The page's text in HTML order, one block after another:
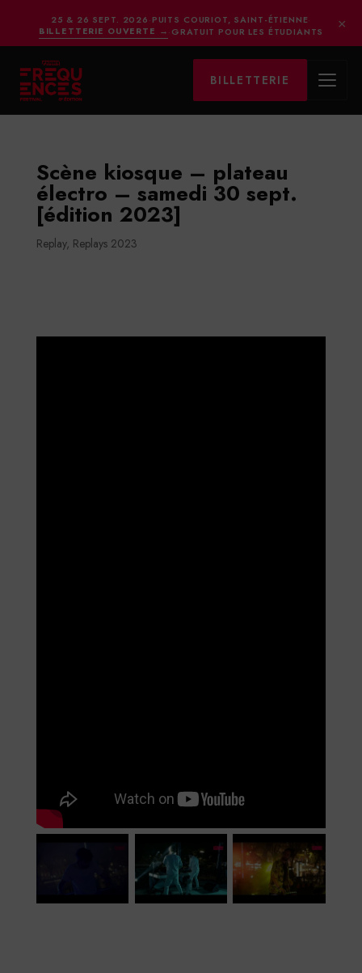
25 & 26 SEPT. 2026 · PUITS COURIOT, SAINT-ÉTIENNE·
BILLETTERIE OUVERTE → · GRATUIT POUR LES ÉTUDIANTS ×
BILLETTERIE
Scène kiosque – plateau
électro – samedi 30 sept.
[édition 2023]
Replay, Replays 2023